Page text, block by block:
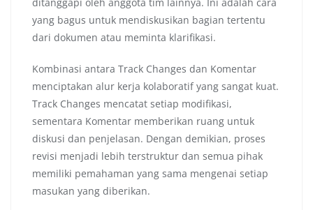
yang bagus untuk mendiskusikan bagian tertentu
dari dokumen atau meminta klarifikasi.
Kombinasi antara Track Changes dan Komentar
menciptakan alur kerja kolaboratif yang sangat kuat.
Track Changes mencatat setiap modifikasi,
sementara Komentar memberikan ruang untuk
diskusi dan penjelasan. Dengan demikian, proses
revisi menjadi lebih terstruktur dan semua pihak
memiliki pemahaman yang sama mengenai setiap
masukan yang diberikan.